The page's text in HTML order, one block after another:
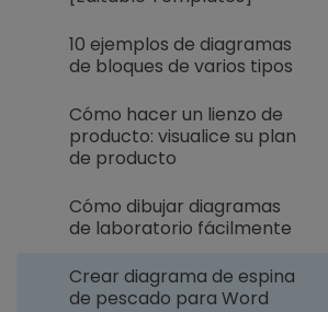
10 ejemplos de diagramas
de bloques de varios tipos
Cómo hacer un lienzo de
producto: visualice su plan
de producto
Cómo dibujar diagramas
de laboratorio fácilmente
Crear diagrama de espina
de pescado para Word